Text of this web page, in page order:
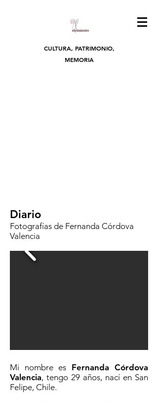
CULTURA, PATRIMONIO,
MEMORIA
Diario
Fotografías de Fernanda Córdova
Valencia
Mi nombre es Fernanda Córdova
Valencia, tengo 29 años, nací en San
Felipe, Chile.